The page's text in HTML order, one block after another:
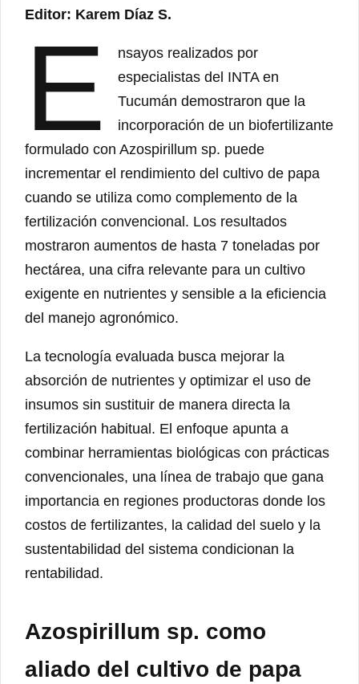
Editor: Karem Díaz S.
E
nsayos realizados por
especialistas del INTA en
Tucumán demostraron que la
incorporación de un biofertilizante
formulado con Azospirillum sp. puede
incrementar el rendimiento del cultivo de papa
cuando se utiliza como complemento de la
fertilización convencional. Los resultados
mostraron aumentos de hasta 7 toneladas por
hectárea, una cifra relevante para un cultivo
exigente en nutrientes y sensible a la eficiencia
del manejo agronómico.
La tecnología evaluada busca mejorar la
absorción de nutrientes y optimizar el uso de
insumos sin sustituir de manera directa la
fertilización habitual. El enfoque apunta a
combinar herramientas biológicas con prácticas
convencionales, una línea de trabajo que gana
importancia en regiones productoras donde los
costos de fertilizantes, la calidad del suelo y la
sustentabilidad del sistema condicionan la
rentabilidad.
Azospirillum sp. como
aliado del cultivo de papa